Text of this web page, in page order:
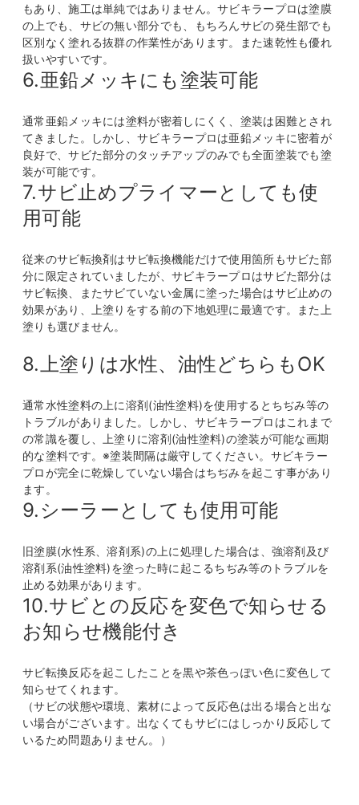
もあり、施工は単純ではありません。サビキラープロは塗膜
の上でも、サビの無い部分でも、もちろんサビの発生部でも
区別なく塗れる抜群の作業性があります。また速乾性も優れ
扱いやすいです。
6.亜鉛メッキにも塗装可能
通常亜鉛メッキには塗料が密着しにくく、塗装は困難とされ
てきました。しかし、サビキラープロは亜鉛メッキに密着が
良好で、サビた部分のタッチアップのみでも全面塗装でも塗
装が可能です。
7.サビ止めプライマーとしても使
用可能
従来のサビ転換剤はサビ転換機能だけで使用箇所もサビた部
分に限定されていましたが、サビキラープロはサビた部分は
サビ転換、またサビていない金属に塗った場合はサビ止めの
効果があり、上塗りをする前の下地処理に最適です。また上
塗りも選びません。
8.上塗りは水性、油性どちらもOK
通常水性塗料の上に溶剤(油性塗料)を使用するとちぢみ等の
トラブルがありました。しかし、サビキラープロはこれまで
の常識を覆し、上塗りに溶剤(油性塗料)の塗装が可能な画期
的な塗料です。※塗装間隔は厳守してください。サビキラー
プロが完全に乾燥していない場合はちぢみを起こす事があり
ます。
9.シーラーとしても使用可能
旧塗膜(水性系、溶剤系)の上に処理した場合は、強溶剤及び
溶剤系(油性塗料)を塗った時に起こるちぢみ等のトラブルを
止める効果があります。
10.サビとの反応を変色で知らせる
お知らせ機能付き
サビ転換反応を起こしたことを黒や茶色っぽい色に変色して
知らせてくれます。
（サビの状態や環境、素材によって反応色は出る場合と出な
い場合がございます。出なくてもサビにはしっかり反応して
いるため問題ありません。）